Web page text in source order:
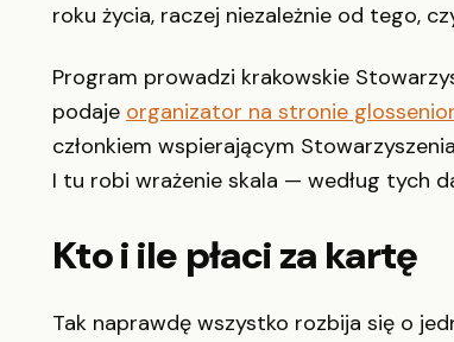
roku życia, raczej niezależnie od tego,
Program prowadzi krakowskie
podaje organizator na stronie
członkiem wspierającym
I tu robi wrażenie skala — według tych
Kto i ile płaci za kartę
Tak naprawdę wszystko rozbija się o